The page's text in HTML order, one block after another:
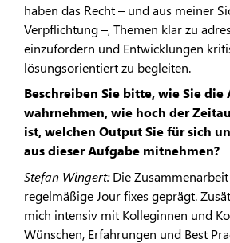
haben das Recht – und aus meiner
Verpflichtung –, Themen klar zu
einzufordern und Entwicklungen
lösungsorientiert zu begleiten.
Beschreiben Sie bitte, wie Sie die
wahrnehmen, wie hoch der
ist, welchen Output Sie für sich
aus dieser Aufgabe mitnehmen?
Stefan Wingert:Die
regelmäßige Jour fixes geprägt.
mich intensiv mit Kolleginnen und
Wünschen, Erfahrungen und Best